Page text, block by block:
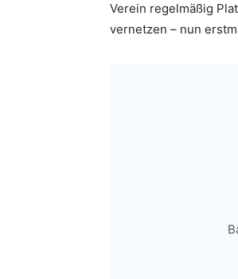
Verein regelmäßig
vernetzen – nun